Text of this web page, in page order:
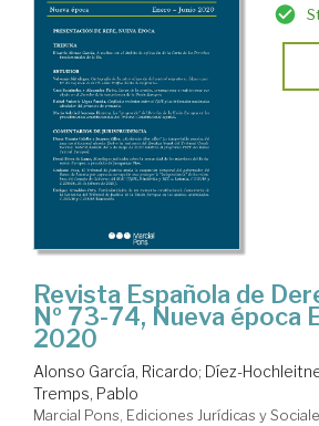
Revista Española de
Nº 73-74, Nueva época
2020
Alonso García, Ricardo; Díez-
Tremps, Pablo
Marcial Pons, Ediciones Jurídicas y